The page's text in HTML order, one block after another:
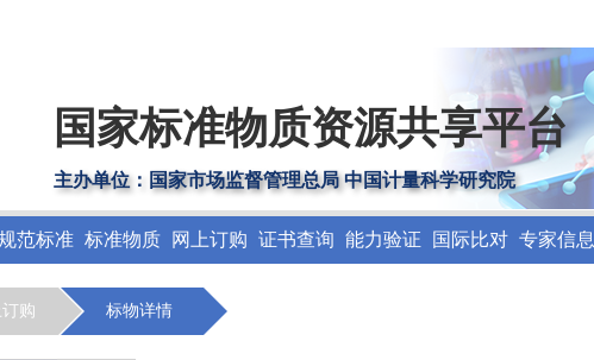
国家标准物质资源共享平台
主办单位：国家市场监督管理总局 中国计量科学研究院
范标准 标准物质 网上订购 证书查询 能力验证 国际比对 专家信息
订购 标物详情